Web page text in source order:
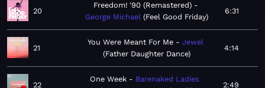
20
Freedom! '90 (Remastered)
George Michael Feel Good Friday
6:31
21
You Were Meant For Me
Jewel
Father Daughter Dance
4:14
22
One Week
Barenaked Ladies
2:49